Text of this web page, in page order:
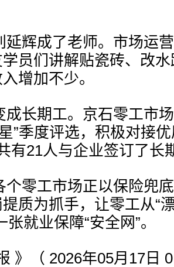
延辉成了老师。市场运
员们讲解贴瓷砖、改
增加不少。
成长期工。京石零工市
”季度评选，积极对接
有21人与企业签订了长
个零工市场正以保险兜
质为抓手，让零工从“
就业保障“安全网”。
》（ 2026年05月17日